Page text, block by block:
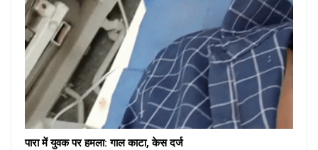
पारा में युवक पर हमला: गाल काटा, केस दर्ज